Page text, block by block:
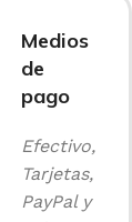
Medios
de
pago
Efectivo,
Tarjetas,
PayPal y